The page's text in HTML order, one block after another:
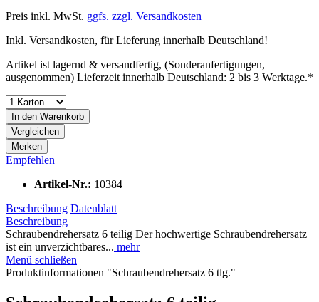
Preis inkl. MwSt. ggfs. zzgl. Versandkosten
Inkl. Versandkosten, für Lieferung innerhalb Deutschland!
Artikel ist lagernd & versandfertig, (Sonderanfertigungen,
ausgenommen) Lieferzeit innerhalb Deutschland: 2 bis 3 Werktage.*
In den Warenkorb
Vergleichen
Merken
Empfehlen
Artikel-Nr.: 10384
Beschreibung Datenblatt
Beschreibung
Schraubendrehersatz 6 teilig Der hochwertige Schraubendrehersatz
ist ein unverzichtbares... mehr
Menü schließen
Produktinformationen "Schraubendrehersatz 6 tlg."